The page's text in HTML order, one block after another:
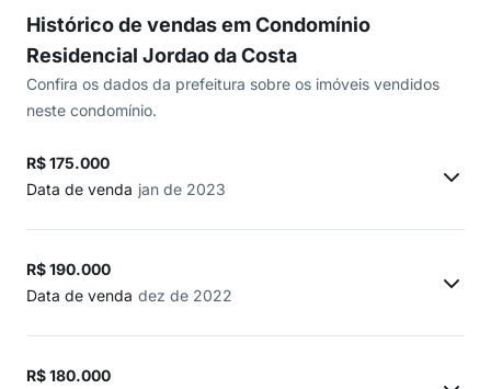
Histórico de vendas em Condomínio
Residencial Jordao da Costa
Confira os dados da prefeitura sobre os imóveis vendidos
neste condomínio.
R$ 175.000
Data de venda jan de 2023
R$ 190.000
Data de venda dez de 2022
R$ 180.000